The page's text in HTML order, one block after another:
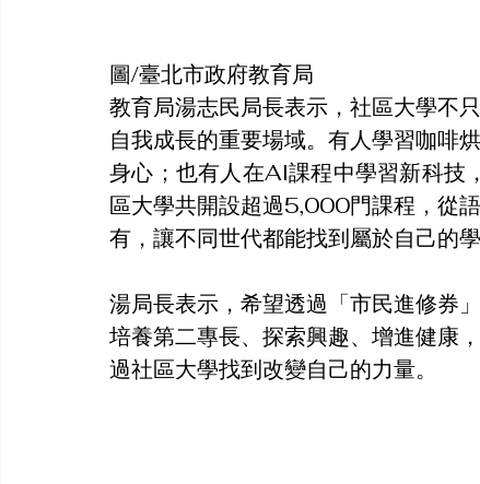
圖/臺北市政府教育局
教育局湯志民局長表示，社區大學不
自我成長的重要場域。有人學習咖啡
身心；也有人在AI課程中學習新科
區大學共開設超過5,000門課程，從
有，讓不同世代都能找到屬於自己的學
湯局長表示，希望透過「市民進修券
培養第二專長、探索興趣、增進健康
過社區大學找到改變自己的力量。